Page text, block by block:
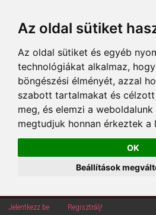
Az oldal sütiket
Az oldal sütiket és egyéb
technológiákat alkalmaz,
böngészési élményét, azzal
szabott tartalmakat és
meg, és elemzi a
megtudjuk honnan érkeztek a
OK
Beállítások
Jelentkezz be
Regisztrálj!